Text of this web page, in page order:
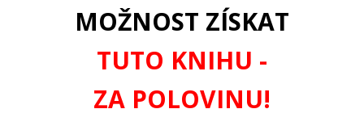
MOŽNOST ZÍSKAT
TUTO KNIHU -
ZA POLOVINU!